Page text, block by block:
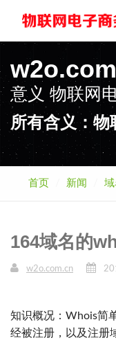
意义物联网
所有含义：物
首页 新闻
164域名的
w2o.com.cn
知识概况：Whois简
经被注册，以及注册